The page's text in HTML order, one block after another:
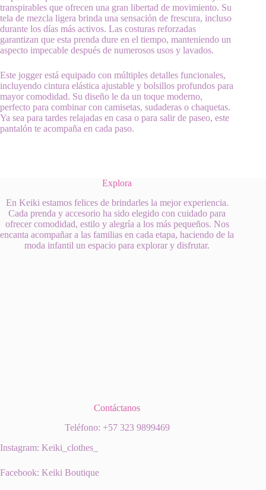
transpirables que ofrecen una gran libertad de movimiento. Su
tela de mezcla ligera brinda una sensación de frescura, incluso
durante los días más activos. Las costuras reforzadas
garantizan que esta prenda dure en el tiempo, manteniendo un
aspecto impecable después de numerosos usos y lavados.
Este jogger está equipado con múltiples detalles funcionales,
incluyendo cintura elástica ajustable y bolsillos profundos para
mayor comodidad. Su diseño le da un toque moderno,
perfecto para combinar con camisetas, sudaderas o chaquetas.
Ya sea para tardes relajadas en casa o para salir de paseo, este
pantalón te acompaña en cada paso.
Explora
En Keiki estamos felices de brindarles la mejor experiencia.
Cada prenda y accesorio ha sido elegido con cuidado para
ofrecer comodidad, estilo y alegría a los más pequeños. Nos
encanta acompañar a las familias en cada etapa, haciendo de la
moda infantil un espacio para explorar y disfrutar.
Contáctanos
Teléfono: +57 323 9899469
Instagram: Keiki_clothes_
Facebook: Keiki Boutique